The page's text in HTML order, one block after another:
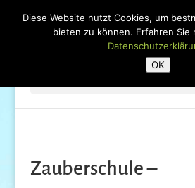
Zauberschule –
Diese Website nutzt Cookies, um
bieten zu können. Erfahren Sie
OK